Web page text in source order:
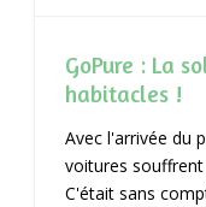
GoPure : La
habitacles !
Avec l'arrivée du
voitures
C'était sans